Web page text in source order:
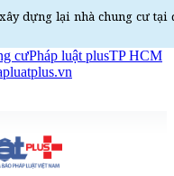
dựng lại nhà chung cư
cưPháp luật plusTP HCM